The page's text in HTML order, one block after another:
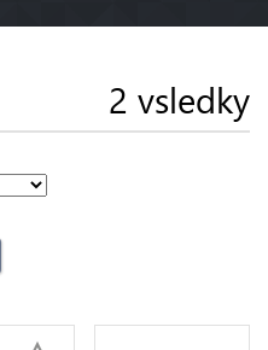
2 vsledky